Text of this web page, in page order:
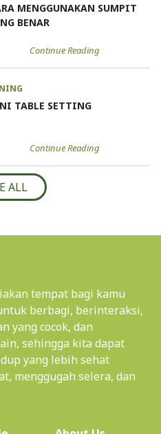
MENGGUNAKAN SUMPIT
BENAR
Continue Reading
TABLE SETTING
Continue Reading
ALL
tempat bagi kamu
berbagi, berinteraksi,
yang cocok, dan
sehingga kita dapat
yang lebih sehat
menggugah selera, dan